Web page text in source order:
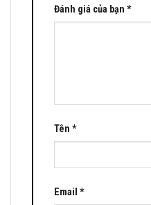
Đánh giá của bạn *
Tên *
Email *